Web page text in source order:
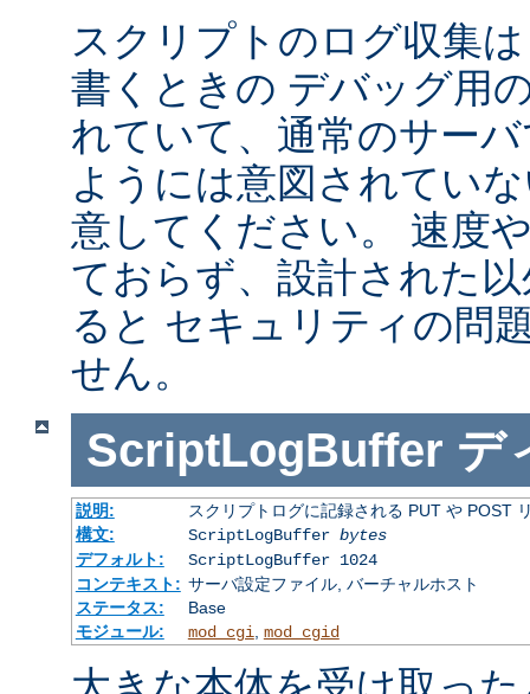
スクリプトのログ収集
書くときの デバッグ用
れていて、通常のサー
ようには意図されてい
意してください。 速度
ておらず、設計された
ると セキュリティの問
せん。
ScriptLogBuffer デ
説明:
スクリプトログに記録される PUT や POST
構文:
ScriptLogBuffer bytes
デフォルト:
ScriptLogBuffer 1024
コンテキスト: サーバ設定ファイル, バーチャルホスト
ステータス:
Base
モジュール:
mod_cgi, mod_cgid